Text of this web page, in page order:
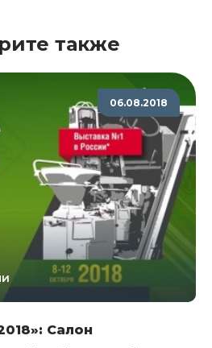
также
06.08.2018
Салон